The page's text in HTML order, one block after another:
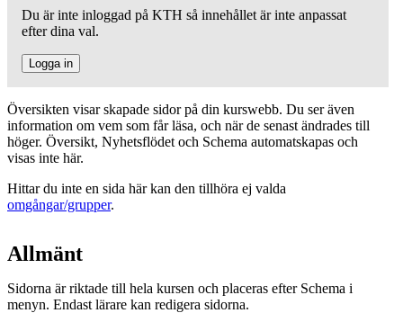
Du är inte inloggad på KTH så innehållet är inte anpassat
efter dina val.
Logga in
Översikten visar skapade sidor på din kurswebb. Du ser även
information om vem som får läsa, och när de senast ändrades till
höger. Översikt, Nyhetsflödet och Schema automatskapas och
visas inte här.
Hittar du inte en sida här kan den tillhöra ej valda
omgångar/grupper.
Allmänt
Sidorna är riktade till hela kursen och placeras efter Schema i
menyn. Endast lärare kan redigera sidorna.